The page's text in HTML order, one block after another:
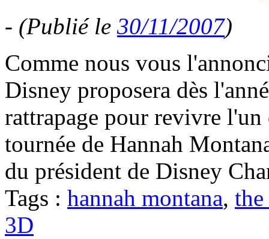
- (Publié le 30/11/2007)
Comme nous vous
Disney proposera dès
rattrapage pour revivre l'un
tournée de Hannah
du président de Disney
Tags : hannah montana,
3D